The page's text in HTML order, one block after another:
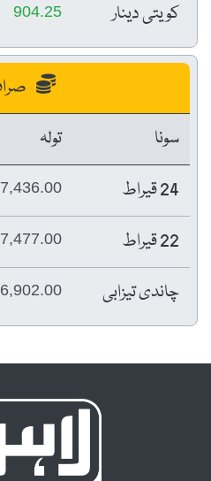
کویتی دینار 904.25
سونا
تولہ
24 قیراط
22 قیراط
چاندی تیزابی 6,902.00